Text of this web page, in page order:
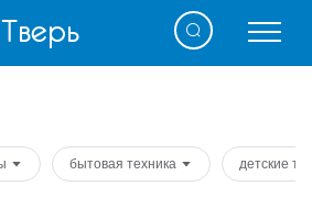
Тверь
бытовая техника детские